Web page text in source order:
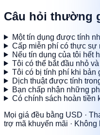
Câu hỏi thường
Một tín dụng được tính
Cấp miễn phí có thực sự
Nếu tín dụng của tôi hết
Tôi có thể bắt đầu nhỏ
Tôi có bị tính phí khi bản
Dịch thuật được tính
Bạn chấp nhận những
Có chính sách hoàn tiền
Mọi giá đều bằng USD ·
trợ mã khuyến mãi · Không